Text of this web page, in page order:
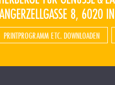
PRINTPROGRAMM ETC. DOWNLOADEN